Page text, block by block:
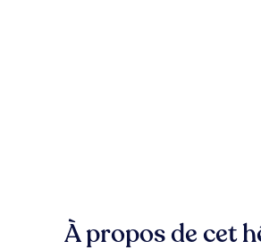
À propos de cet